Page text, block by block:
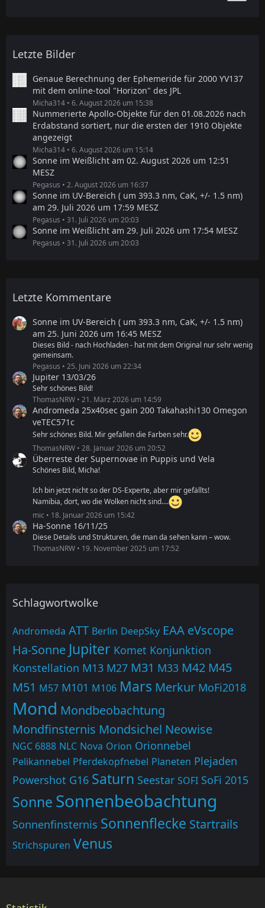
Letzte Bilder
Genaue Berechnung der Ephemeride für 2000 YV137
mit dem online-tool "Horizon" des JPL
Micha314 6. August 2026 um 15:38
Nummerierte Apollo-Objekte für den 01.08.2026 nach
Erdabstand sortiert, nur die ersten der 1910 Objekte
angezeigt
Micha314 6. August 2026 um 15:14
Sonne im Weißlicht am 02. August 2026 um 12:51
MESZ
Pegasus 2. August 2026 um 16:37
Sonne im UV-Bereich ( um 393.3 nm, CaK, +/- 1.5 nm)
am 29. Juli 2026 um 17:59 MESZ
Pegasus 31. Juli 2026 um 20:03
Sonne im Weißlicht am 29. Juli 2026 um 17:54 MESZ
Pegasus 31. Juli 2026 um 20:03
Letzte Kommentare
Sonne im UV-Bereich ( um 393.3 nm, CaK, +/- 1.5 nm)
am 25. Juni 2026 um 16:45 MESZ
Dieses Bild - nach Hochladen - hat mit dem Original nur sehr wenig
gemeinsam.
Pegasus
25. Juni 2026 um 22:34
Jupiter 13/03/26
Sehr schönes Bild!
ThomasNRW
21. März 2026 um 14:59
Andromeda 25x40sec gain 200 Takahashi130 Omegon
veTEC571c
Sehr schönes Bild. Mir gefallen die Farben sehr.
ThomasNRW
28. Januar 2026 um 20:52
Überreste der Supernovae in Puppis und Vela
Schönes Bild, Micha!
Ich bin jetzt nicht so der DS-Experte, aber mir gefällts!
Namibia, dort, wo die Wolken nicht sind....
mic
18. Januar 2026 um 15:42
Ha-Sonne 16/11/25
Diese Details und Strukturen, die man da sehen kann – wow.
ThomasNRW
19. November 2025 um 17:52
Schlagwortwolke
Andromeda ATT Berlin DeepSky EAA eVscope
Ha-Sonne Jupiter Komet Konjunktion
Konstellation M13 M27 M31 M33 M42 M45
M51 M57 M101 M106 Mars Merkur MoFi2018
Mond Mondbeobachtung
Mondfinsternis Mondsichel Neowise
NGC 6888 NLC Nova Orion Orionnebel
Pelikannebel Pferdekopfnebel Planeten Plejaden
Powershot G16 Saturn Seestar SOFI SoFi 2015
Sonne Sonnenbeobachtung
Sonnenfinsternis Sonnenflecke Startrails
Strichspuren Venus